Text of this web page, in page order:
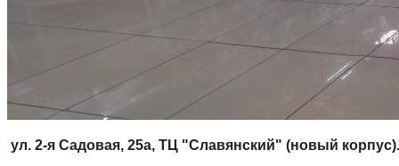
ул. 2-я Садовая, 25a, ТЦ "Славянский" (новый